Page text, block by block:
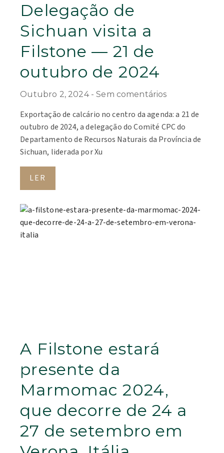
Delegação de
Sichuan visita a
Filstone — 21 de
outubro de 2024
Outubro 2, 2024 Sem comentários
Exportação de calcário no centro da agenda: a 21 de
outubro de 2024, a delegação do Comité CPC do
Departamento de Recursos Naturais da Província de
Sichuan, liderada por Xu
LER
A Filstone estará
presente da
Marmomac 2024,
que decorre de 24 a
27 de setembro em